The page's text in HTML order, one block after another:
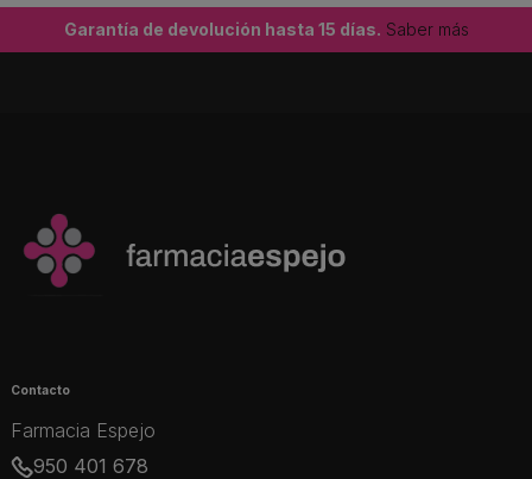
Garantía de devolución hasta 15 días. Saber más
Contacto
Farmacia Espejo
950 401 678